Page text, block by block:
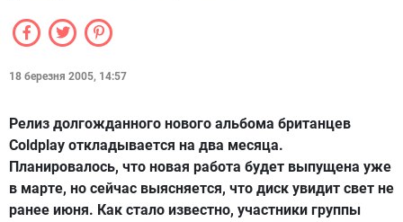
18 березня 2005, 14:57
Релиз долгожданного нового альбома британцев
Coldplay откладывается на два месяца.
Планировалось, что новая работа будет выпущена уже
в марте, но сейчас выясняется, что диск увидит свет не
ранее июня. Как стало известно, участники группы